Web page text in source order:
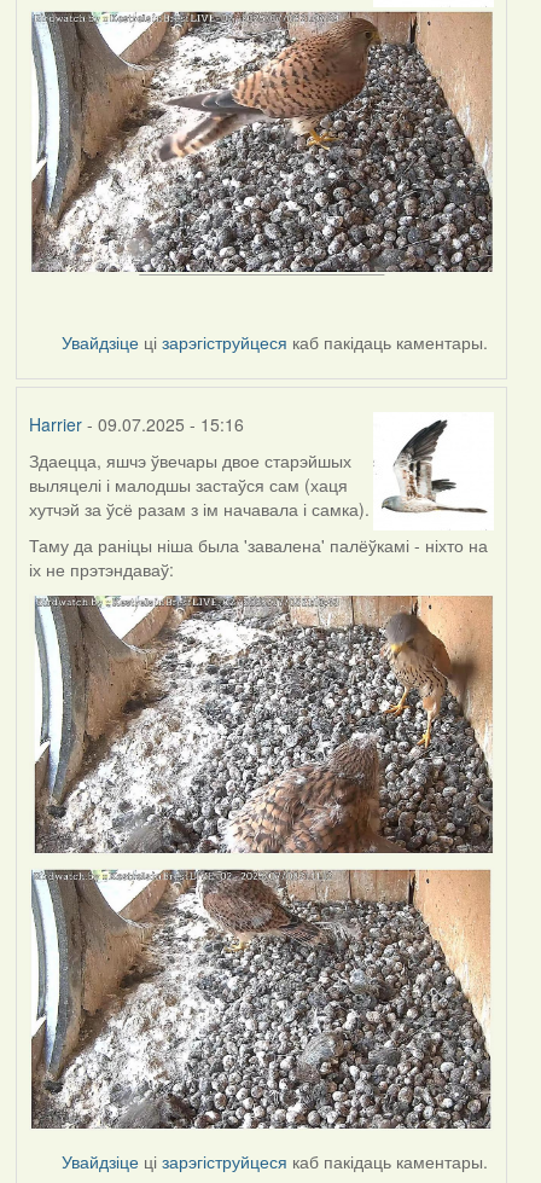
Увайдзіце цізарэгіструйцеся каб пакідаць каментары.
Harrier- 09.07.2025 - 15:16
Здаецца, яшчэ ўвечары двое старэйшых
выляцелі і малодшы застаўся сам (хаця
хутчэй за ўсё разам з ім начавала і самка).
Таму да раніцы ніша была 'завалена' палёўкамі - ніхто на
іх не прэтэндаваў:
Увайдзіце цізарэгіструйцеся каб пакідаць каментары.